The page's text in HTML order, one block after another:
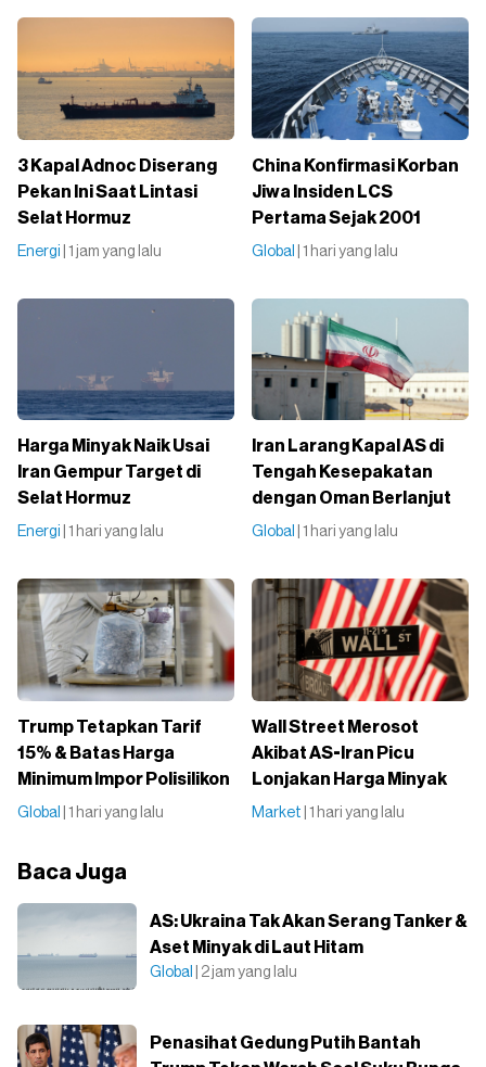
3 Kapal Adnoc Diserang
Pekan Ini Saat Lintasi
Selat Hormuz
Energi | 1 jam yang lalu
China Konfirmasi Korban
Jiwa Insiden LCS
Pertama Sejak 2001
Global | 1 hari yang lalu
Harga Minyak Naik Usai
Iran Gempur Target di
Selat Hormuz
Energi | 1 hari yang lalu
Iran Larang Kapal AS di
Tengah Kesepakatan
dengan Oman Berlanjut
Global | 1 hari yang lalu
Trump Tetapkan Tarif
15% & Batas Harga
Minimum Impor Polisilikon
Global | 1 hari yang lalu
Wall Street Merosot
Akibat AS-Iran Picu
Lonjakan Harga Minyak
Market | 1 hari yang lalu
Baca Juga
AS: Ukraina Tak Akan Serang Tanker &
Aset Minyak di Laut Hitam
Global | 2 jam yang lalu
Penasihat Gedung Putih Bantah